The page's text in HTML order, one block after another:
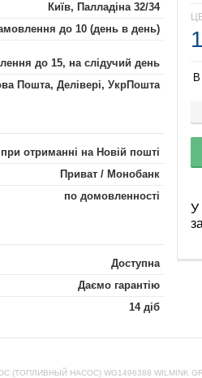
У
Київ, Палладіна 32/34
до 10 (день в день)
до 15, на слідучий день
Пошта, Делівері, УкрПошта
при отриманні на Новій пошті
Приват / Монобанк
по домовленності
Доступна
Даємо гарантію
14 діб
(ТОПЛИВНЫЙ НАСОС) WG1496388 WILMINK